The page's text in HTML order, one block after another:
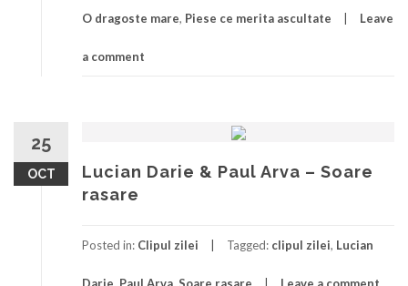
O dragoste mare, Piese ce merita ascultate Leave
a comment
25
OCT
Lucian Darie & Paul Arva – Soare
rasare
Posted in: Clipul zilei Tagged: clipul zilei, Lucian